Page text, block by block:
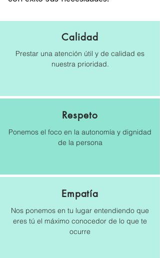
Calidad
Prestar una atención útil y de calidad es
nuestra prioridad.
Respeto
Ponemos el foco en la autonomía y dignidad
de la persona
Empatía
Nos ponemos en tu lugar entendiendo que
eres tú el máximo conocedor de lo que te
ocurre